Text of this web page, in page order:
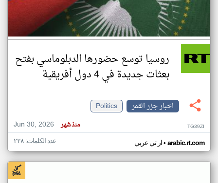
روسيا توسع حضورها الدبلوماسي بفتح
بعثات جديدة في 4 دول أفريقية
اخبار جزر القمر
Politics
Jun 30, 2026
منذ شهر TG39ZI
ار تي عربي• arabic.rt.com عدد الكلمات: ٢٢٨